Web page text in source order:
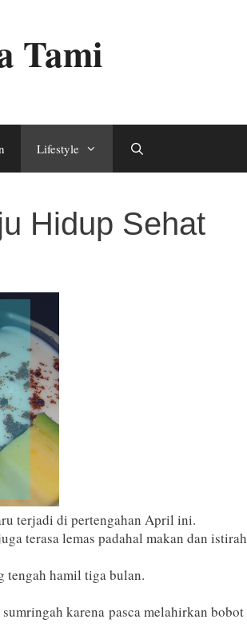
Tami
Lifestyle
Hidup Sehat
terjadi di pertengahan April ini.
terasa lemas padahal makan dan
tengah hamil tiga bulan.
karena pasca melahirkan